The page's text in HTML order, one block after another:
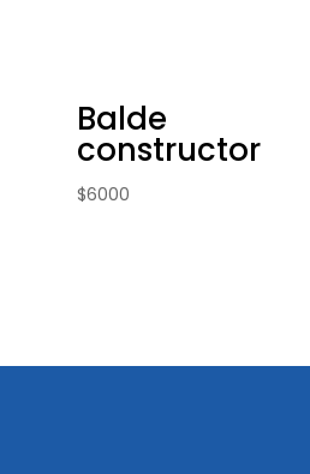
Balde
constructor
$6000